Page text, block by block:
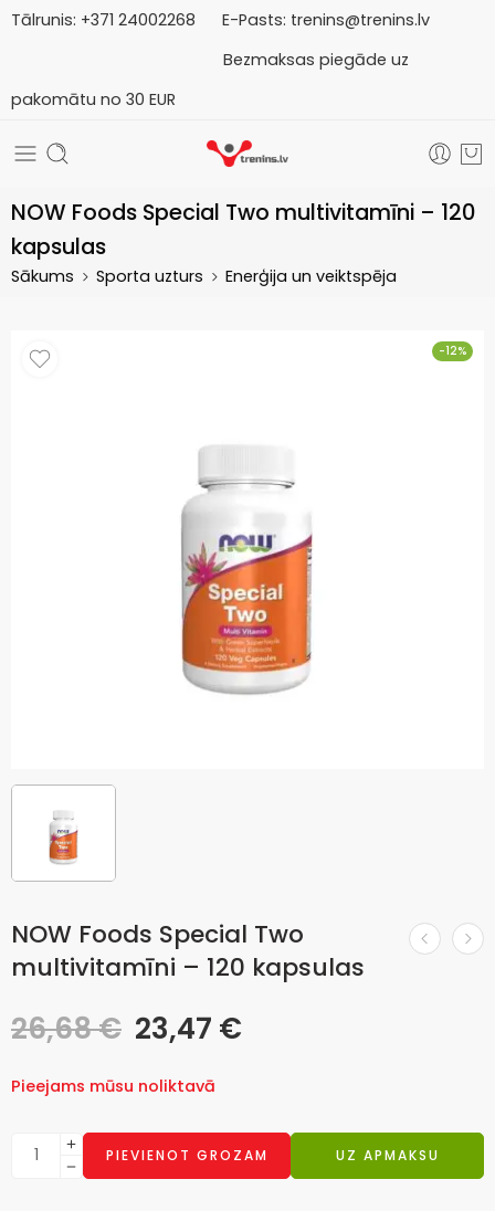
Tālrunis: +371 24002268 E-Pasts: trenins@trenins.lv
Bezmaksas piegāde uz
pakomātu no 30 EUR
NOW Foods Special Two multivitamīni – 120
kapsulas
Sākums Sporta uzturs Enerģija un veiktspēja
-12%
NOW Foods Special Two
multivitamīni – 120 kapsulas
26,68€ 23,47 €
Pieejams mūsu noliktavā
PIEVIENOT GROZAM UZ APMAKSU